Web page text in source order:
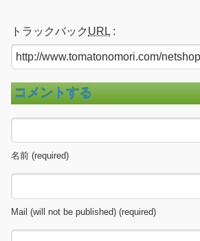
トラックバック URL :
コメントする
名前 (required)
Mail (will not be published) (required)